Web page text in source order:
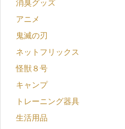
消臭グッズ
アニメ
鬼滅の刃
ネットフリックス
怪獣８号
キャンプ
トレーニング器具
生活用品